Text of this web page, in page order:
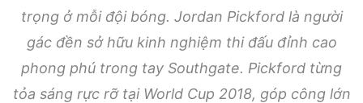
trọng ở mỗi đội bóng. Jordan Pickford là người
gác đền sở hữu kinh nghiệm thi đấu đỉnh cao
phong phú trong tay Southgate. Pickford từng
tỏa sáng rực rỡ tại World Cup 2018, góp công lớn